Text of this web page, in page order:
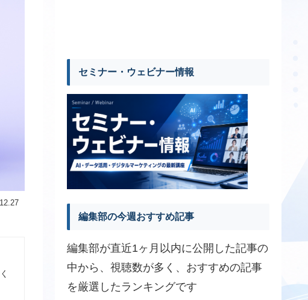
セミナー・ウェビナー情報
編集部の今週おすすめ記事
編集部が直近1ヶ月以内に公開した記事の
中から、視聴数が多く、おすすめの記事
を厳選したランキングです